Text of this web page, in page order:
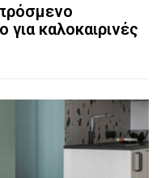
καλοκαιρινές